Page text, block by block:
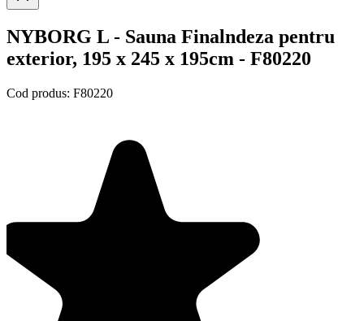
NYBORG L - Sauna Finalndeza pentru
exterior, 195 x 245 x 195cm - F80220
Cod produs: F80220